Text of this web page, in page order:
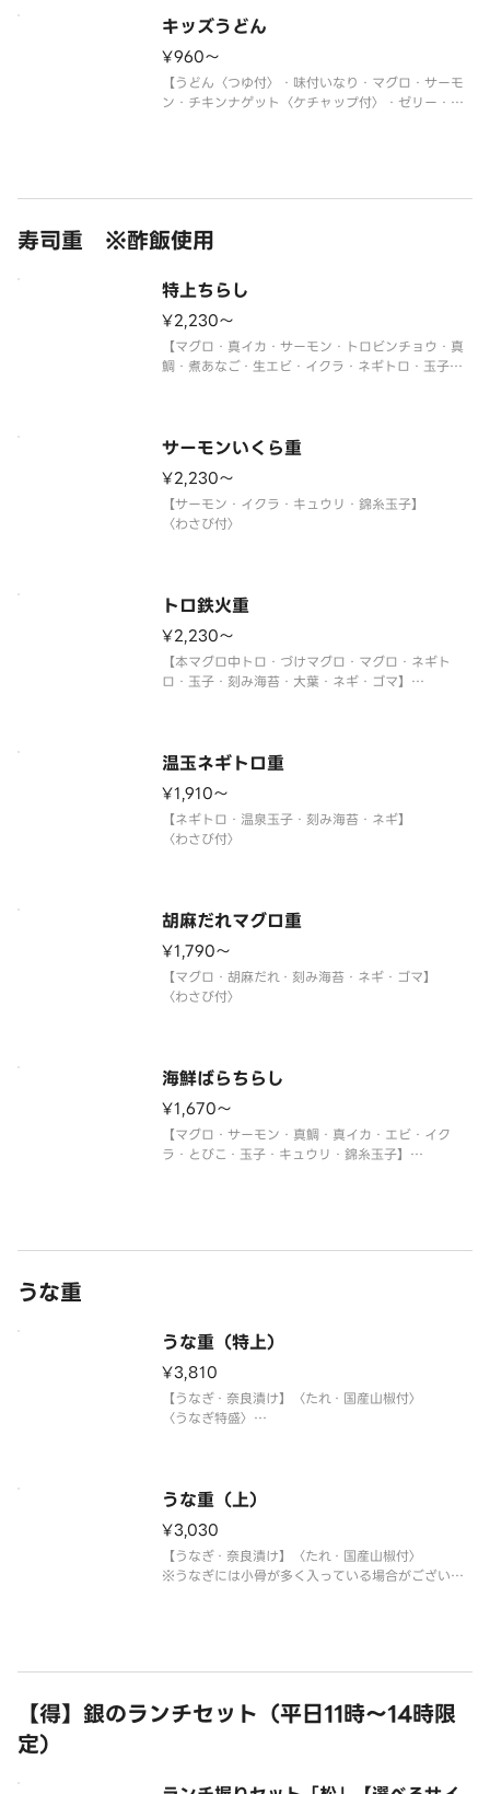
※使い捨て容器でお届けします。
キッズうどん
¥960〜
【うどん〈つゆ付〉・味付いなり・マグロ・サーモ
ン・チキンナゲット〈ケチャップ付〉・ゼリー・ジ
寿司重 ※酢飯使用
特上ちらし
¥2,230〜
【マグロ・真イカ・サーモン・トロビンチョウ・真
鯛・煮あなご・生エビ・イクラ・ネギトロ・玉子・
サーモンいくら重
¥2,230〜
【サーモン・イクラ・キュウリ・錦糸玉子】
〈わさび付〉
トロ鉄火重
¥2,230〜
【本マグロ中トロ・づけマグロ・マグロ・ネギト
ロ・玉子・刻み海苔・大葉・ネギ・ゴマ】
温玉ネギトロ重
¥1,910〜
【ネギトロ・温泉玉子・刻み海苔・ネギ】
〈わさび付〉
胡麻だれマグロ重
¥1,790〜
【マグロ・胡麻だれ・刻み海苔・ネギ・ゴマ】
〈わさび付〉
海鮮ばらちらし
¥1,670〜
【マグロ・サーモン・真鯛・真イカ・エビ・イク
ラ・とびこ・玉子・キュウリ・錦糸玉子】
うな重
うな重（特上）
¥3,810
【うなぎ・奈良漬け】〈たれ・国産山椒付〉
〈うなぎ特盛〉
うな重（上）
¥3,030
【うなぎ・奈良漬け】〈たれ・国産山椒付〉
※うなぎには小骨が多く入っている場合がございま
【得】銀のランチセット（平日11時～14時限
定）